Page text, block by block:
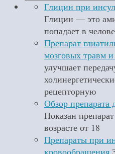
Глицин при
Глицин — это
попадает в
Препарат
мозговых травм и
улучшает
рецепторную
Обзор препарата
Показан
возрасте от 18
Препараты при
кровообращения